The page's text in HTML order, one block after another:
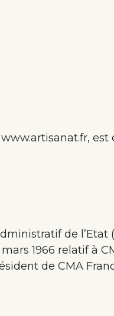
est
de l’Etat
1966 relatif à
de CMA